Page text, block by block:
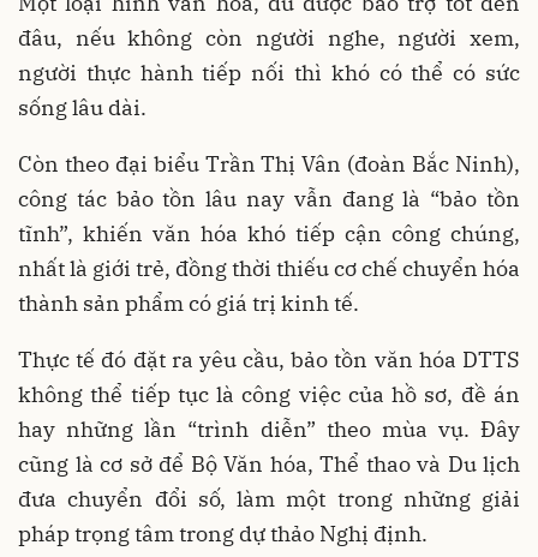
đâu, nếu không còn người nghe, người xem,
người thực hành tiếp nối thì khó có thể có sức
sống lâu dài.
Còn theo đại biểu Trần Thị Vân (đoàn Bắc Ninh),
công tác bảo tồn lâu nay vẫn đang là “bảo tồn
tĩnh”, khiến văn hóa khó tiếp cận công chúng,
nhất là giới trẻ, đồng thời thiếu cơ chế chuyển hóa
thành sản phẩm có giá trị kinh tế.
Thực tế đó đặt ra yêu cầu, bảo tồn văn hóa DTTS
không thể tiếp tục là công việc của hồ sơ, đề án
hay những lần “trình diễn” theo mùa vụ. Đây
cũng là cơ sở để Bộ Văn hóa, Thể thao và Du lịch
đưa chuyển đổi số, làm một trong những giải
pháp trọng tâm trong dự thảo Nghị định.